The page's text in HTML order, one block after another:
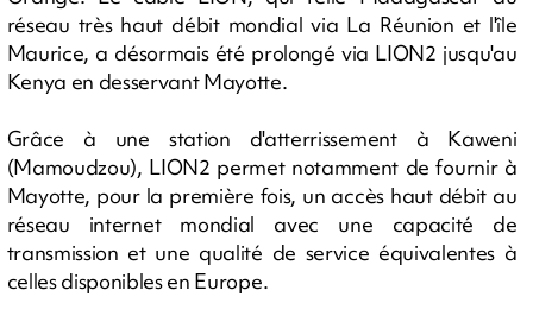
réseau très haut débit mondial via La Réunion et l'île
Maurice, a désormais été prolongé via LION2 jusqu'au
Kenya en desservant Mayotte.
Grâce à une station d'atterrissement à Kaweni
(Mamoudzou), LION2 permet notamment de fournir à
Mayotte, pour la première fois, un accès haut débit au
réseau internet mondial avec une capacité de
transmission et une qualité de service équivalentes à
celles disponibles en Europe.